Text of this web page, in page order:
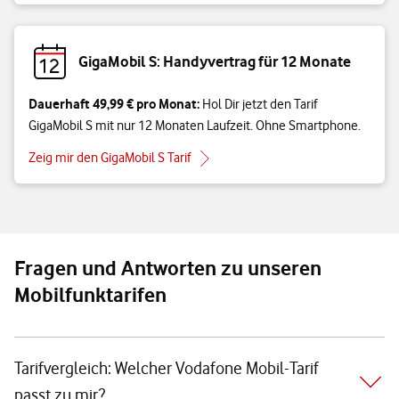
GigaMobil S: Handyvertrag für 12 Monate
Dauerhaft 49,99 € pro Monat: Hol Dir jetzt den Tarif
GigaMobil S mit nur 12 Monaten Laufzeit. Ohne Smartphone.
Zeig mir den GigaMobil S Tarif
Fragen und Antworten zu unseren
Mobilfunktarifen
Tarifvergleich: Welcher Vodafone Mobil-Tarif
passt zu mir?